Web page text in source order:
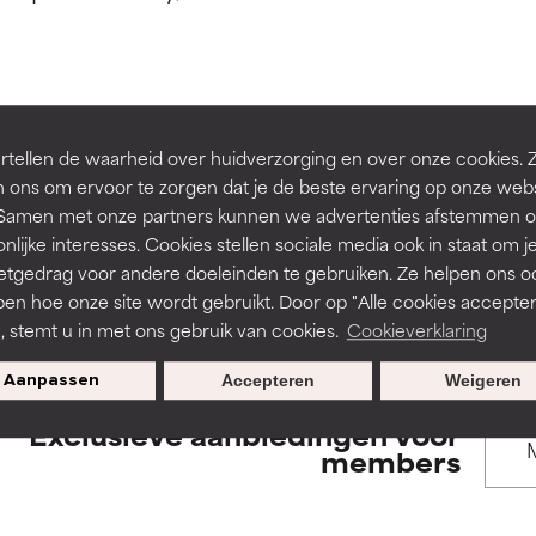
de waarheid over huidverzorging en over onze cookies.
ons om ervoor te zorgen dat je de beste ervaring op onze
met onze partners kunnen we advertenties afstemmen
interesses. Cookies stellen sociale media ook in staat om je
voor andere doeleinden te gebruiken. Ze helpen ons
hoe onze site wordt gebruikt. Door op "Alle cookies
stemt u in met ons gebruik van cookies. Cookieverklaring
Aanpassen Weigeren
Accepteren
BACK TO SEARCH
to assess ingredients in this dictionary. Regulations
irriterend maar kan esthetische, stabiliteits- of andere
is aanwezig. Het risico wordt vergroot als het gecombineerd
ingrediënten.
droogheid, enz. veroorzaken. Kan in sommige gevallen
het algemeen is bewezen dat het meer kwaad dan goed doet.
irriterend maar kan esthetische, stabiliteits- of andere
is aanwezig. Het risico wordt vergroot als het gecombineerd
ingrediënten.
droogheid, enz. veroorzaken. Kan in sommige gevallen
het algemeen is bewezen dat het meer kwaad dan goed doet.
Exclusieve aanbiedingen voor
members